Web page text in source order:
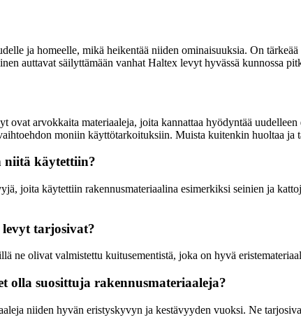
ja homeelle, mikä heikentää niiden ominaisuuksia. On
auttavat säilyttämään vanhat Haltex levyt hyvässä kunnossa
ovat arvokkaita materiaaleja, joita kannattaa hyödyntää
moniin käyttötarkoituksiin. Muista kuitenkin huoltaa
niitä käytettiin?
joita käytettiin rakennusmateriaalina esimerkiksi seinien ja
tarjosivat?
ne olivat valmistettu kuitusementistä, joka on hyvä
olla suosittuja rakennusmateriaaleja?
niiden hyvän eristyskyvyn ja kestävyyden vuoksi. Ne